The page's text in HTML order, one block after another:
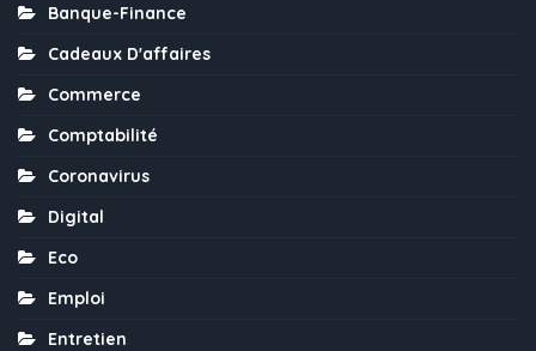
Banque-Finance
Cadeaux D'affaires
Commerce
Comptabilité
Coronavirus
Digital
Eco
Emploi
Entretien